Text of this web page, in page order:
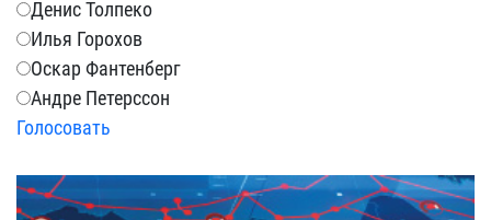
Денис Толпеко
Илья Горохов
Оскар Фантенберг
Андре Петерссон
Голосовать